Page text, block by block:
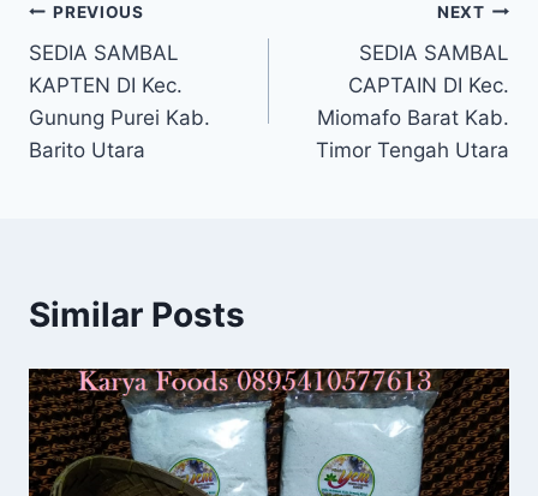
PREVIOUS
SEDIA SAMBAL
KAPTEN DI Kec.
Gunung Purei Kab.
Barito Utara
NEXT
SEDIA SAMBAL
CAPTAIN DI Kec.
Miomafo Barat Kab.
Timor Tengah Utara
Similar Posts